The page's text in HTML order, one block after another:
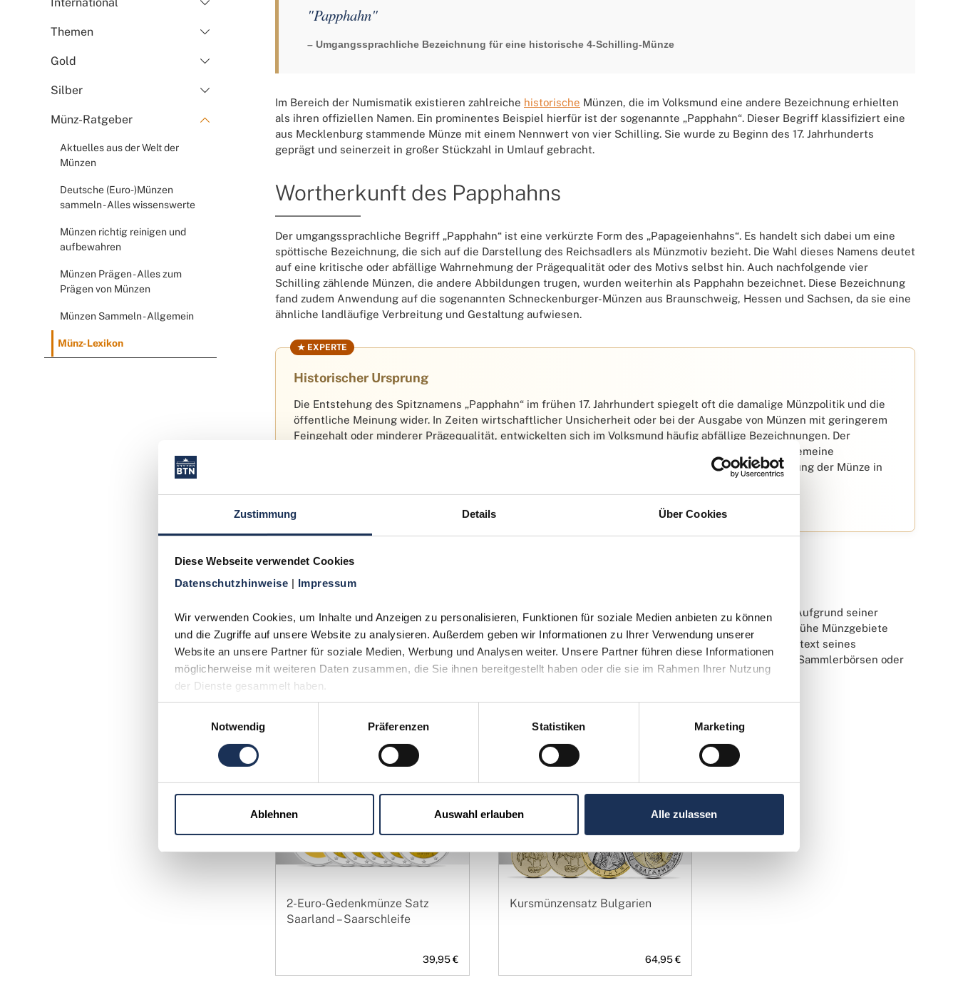
Zustimmung Details Über Cookies
Diese Webseite verwendet Cookies
Datenschutzhinweise | Impressum
Wir verwenden Cookies, um Inhalte und Anzeigen zu personalisieren, Funktionen für soziale Medien anbieten zu können
und die Zugriffe auf unsere Website zu analysieren. Außerdem geben wir Informationen zu Ihrer Verwendung unserer
Website an unsere Partner für soziale Medien, Werbung und Analysen weiter. Unsere Partner führen diese Informationen
möglicherweise mit weiteren Daten zusammen, die Sie ihnen bereitgestellt haben oder die sie im Rahmen Ihrer Nutzung
der Dienste gesammelt haben.
Notwendig
Präferenzen Statistiken Marketing
Ablehnen Auswahl erlauben Alle zulassen
Themen
Gold
Silber
Münz-Ratgeber
Aktuelles aus der Welt der
Münzen
Deutsche (Euro-)Münzen
sammeln - Alles wissenswerte
Münzen richtig reinigen und
aufbewahren
Münzen Prägen - Alles zum
Prägen von Münzen
Münzen Sammeln - Allgemein
Münz-Lexikon
"Papphahn"
– Umgangssprachliche Bezeichnung für eine historische 4-Schilling-Münze
Im Bereich der Numismatik existieren zahlreiche historische Münzen, die im Volksmund eine andere Bezeichnung erhielten
als ihren offiziellen Namen. Ein prominentes Beispiel hierfür ist der sogenannte „Papphahn“. Dieser Begriff klassifiziert eine
aus Mecklenburg stammende Münze mit einem Nennwert von vier Schilling. Sie wurde zu Beginn des 17. Jahrhunderts
geprägt und seinerzeit in großer Stückzahl in Umlauf gebracht.
Wortherkunft des Papphahns
Der umgangssprachliche Begriff „Papphahn“ ist eine verkürzte Form des „Papageienhahns“. Es handelt sich dabei um eine
spöttische Bezeichnung, die sich auf die Darstellung des Reichsadlers als Münzmotiv bezieht. Die Wahl dieses Namens deutet
auf eine kritische oder abfällige Wahrnehmung der Prägequalität oder des Motivs selbst hin. Auch nachfolgende vier
Schilling zählende Münzen, die andere Abbildungen trugen, wurden weiterhin als Papphahn bezeichnet. Diese Bezeichnung
fand zudem Anwendung auf die sogenannten Schneckenburger-Münzen aus Braunschweig, Hessen und Sachsen, da sie eine
ähnliche landläufige Verbreitung und Gestaltung aufwiesen.
Historischer Ursprung
Die Entstehung des Spitznamens „Papphahn“ im frühen 17. Jahrhundert spiegelt oft die damalige Münzpolitik und die
öffentliche Meinung wider. In Zeiten wirtschaftlicher Unsicherheit oder bei der Ausgabe von Münzen mit geringerem
Feingehalt oder minderer Prägequalität, entwickelten sich im Volksmund häufig abfällige Bezeichnungen. Der
Reichsadler, ein Symbol der kaiserlichen Macht, als „Papphahn“ zu verspotten, könnte auf eine allgemeine
Unzufriedenheit mit der Währung oder den politischen Verhältnissen hindeuten. Die weite Verbreitung der Münze in
Der Papphahn als Sammel- und Tauschobjekt
Trotz seines spöttischen Ursprungs hat der Papphahn bis heute einen festen Platz in der Numismatik. Aufgrund seiner
Seltenheit gilt er als wertvolles und attraktives Sammel- und Tauschobjekt. Für Sammler, die sich auf frühe Münzgebiete
konzentrieren, ist der Papphahn ein begehrtes Stück. Seine grafische Gestaltung, insbesondere im Kontext seines
Ausgabedatums, ist bemerkenswert filigran und facettenreich. Diese Münzen sind auf professionellen Sammlerbörsen oder
über spezialisierte Händler erhältlich und stellen eine faszinierende Ergänzung für jede Sammlung dar.
2-Euro-Gedenkmünze Satz
Saarland – Saarschleife
39,95 €
Kursmünzensatz Bulgarien
64,95 €